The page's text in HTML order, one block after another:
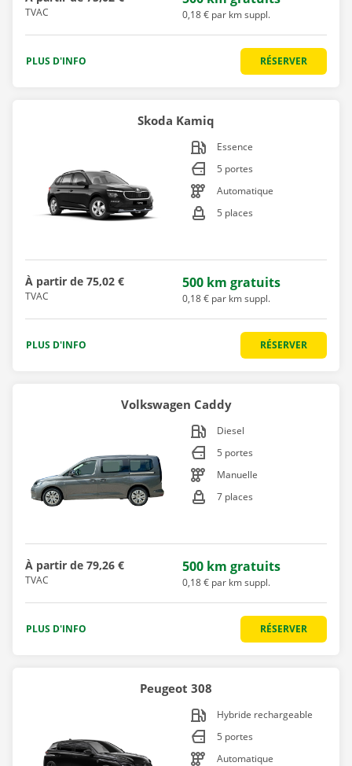
TVAC 0,18 € par km suppl.
PLUS D'INFO RÉSERVER
Skoda Kamiq
Essence
5 portes
Automatique
5 places
À partir de 75,02 €
TVAC
500 km gratuits
0,18 € par km suppl.
PLUS D'INFO RÉSERVER
Volkswagen Caddy
Diesel
5 portes
Manuelle
7 places
À partir de 79,26 €
TVAC
500 km gratuits
0,18 € par km suppl.
PLUS D'INFO RÉSERVER
Peugeot 308
Hybride rechargeable
5 portes
Automatique